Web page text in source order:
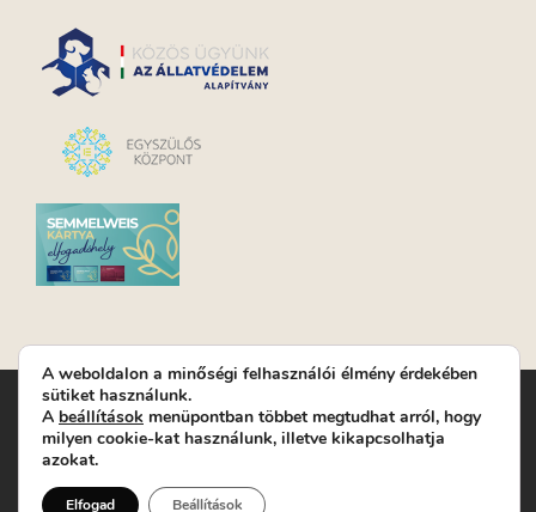
Turay Ida Színház Közhasznú Nonprofit Kft. | Működési
helyszín: Turay Ida Színház 1089 Budapest, Kálvária tér 6. |
Levelezési cím: 1089 Budapest, Kálvária tér 14. | Titkárság:
Jegyrendelés: +36-70/607-2620
A weboldalon a minőségi felhasználói élmény érdekében
sütiket használunk.
A beállítások menüpontban többet megtudhat arról, hogy
milyen cookie-kat használunk, illetve kikapcsolhatja
azokat.
Elfogad Beállítások